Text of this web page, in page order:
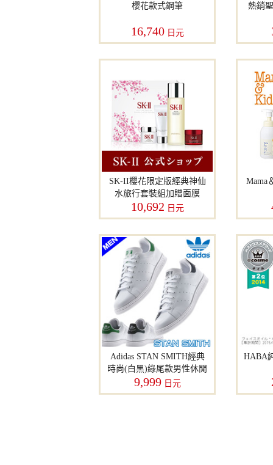
櫻花款式鋼筆
16,740 日元
熱銷
SK-II櫻花限定版經典神仙
水旅行套裝組加贈面膜
10,692 日元
Mama
Adidas STAN SMITH經典
時尚(白黑)綠尾款男性休閒
鞋
9,999 日元
HABA